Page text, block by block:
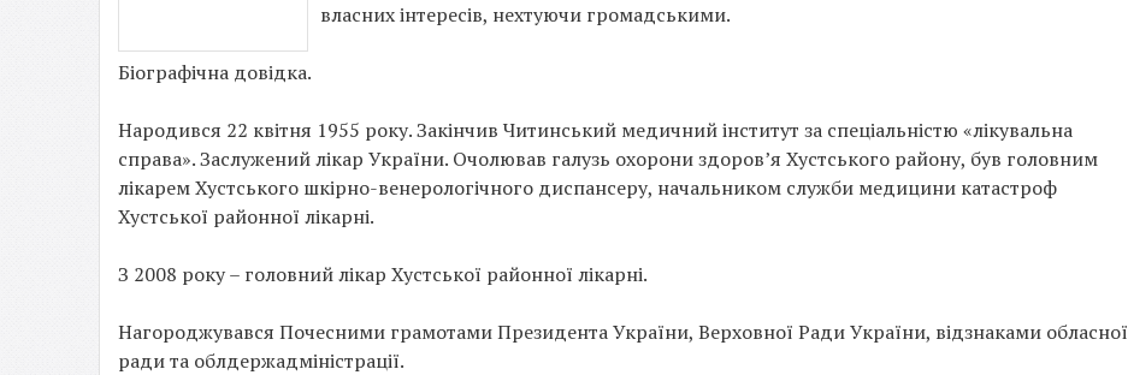
власних інтересів, нехтуючи громадськими.
Біографічна довідка.
Народився 22 квітня 1955 року. Закінчив Читинський медичний інститут за спеціальністю «лікувальна
справа». Заслужений лікар України. Очолював галузь охорони здоров’я Хустського району, був головним
лікарем Хустського шкірно-венерологічного диспансеру, начальником служби медицини катастроф
Хустської районної лікарні.
З 2008 року – головний лікар Хустської районної лікарні.
Нагороджувався Почесними грамотами Президента України, Верховної Ради України, відзнаками обласної
ради та облдержадміністрації.